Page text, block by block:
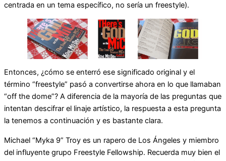
centrada en un tema específico, no sería un freestyle).
Entonces, ¿cómo se enterró ese significado original y el
término “freestyle” pasó a convertirse ahora en lo que llamaban
“off the dome”? A diferencia de la mayoría de las preguntas que
intentan descifrar el linaje artístico, la respuesta a esta pregunta
la tenemos a continuación y es bastante clara.
Michael “Myka 9” Troy es un rapero de Los Ángeles y miembro
del influyente grupo Freestyle Fellowship. Recuerda muy bien el